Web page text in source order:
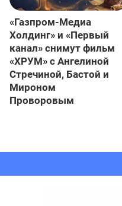
«Газпром-Медиа
Холдинг» и «Первый
канал» снимут фильм
«ХРУМ» с Ангелиной
Стречиной, Бастой и
Мироном
Проворовым